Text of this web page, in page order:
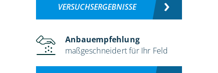
VERSUCHSERGEBNISSE
Anbauempfehlung
maßgeschneidert für Ihr Feld